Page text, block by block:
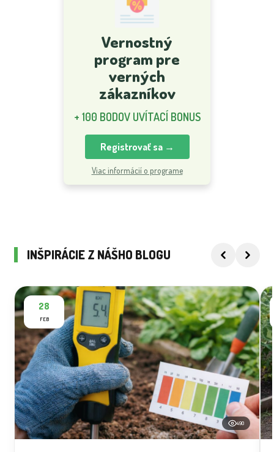
Vernostný
program pre
verných
zákazníkov
+ 100 BODOV UVÍTACÍ BONUS
Registrovať sa →
Viac informácií o programe
INŠPIRÁCIE Z NÁŠHO BLOGU
28
FEB
490